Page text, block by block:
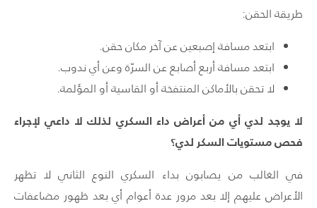
طريقة الحقن:
ابتعد مسافة إصبعين عن آخر مكان حقن.
ابتعد مسافة أربع أصابع عن السرّة وعن أي ندوب.
لا تحقن بالأماكن المنتفخة أو القاسية أو المؤلمة.
لا يوجد لدي أي من أعراض داء السكري لذلك لا داعي لإجراء
فحص مستويات السكر لدي؟
في الغالب من يصابون بداء السكري النوع الثاني لا تظهر
الأعراض عليهم إلا بعد مرور عدة أعوام أي بعد ظهور مضاعفات